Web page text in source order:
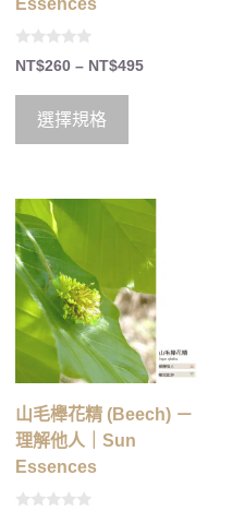
Essences
0
o
t
5
NT$260 – NT$495
選擇規格
山毛櫸花精 (Beech) －
理解他人｜Sun
Essences